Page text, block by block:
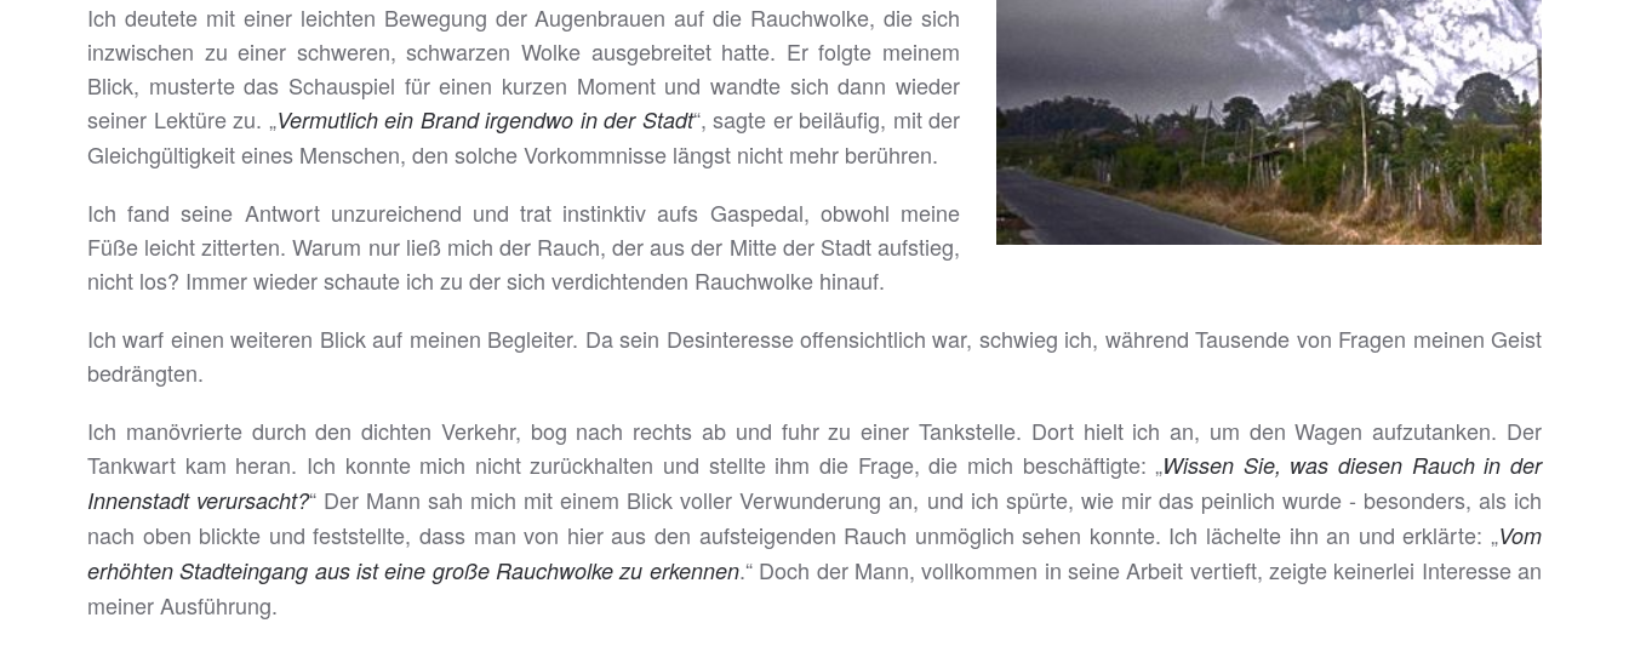
Ich deutete mit einer leichten Bewegung der Augenbrauen auf die Rauchwolke, die sich
inzwischen zu einer schweren, schwarzen Wolke ausgebreitet hatte. Er folgte meinem
Blick, musterte das Schauspiel für einen kurzen Moment und wandte sich dann wieder
seiner Lektüre zu. „Vermutlich ein Brand irgendwo in der Stadt“, sagte er beiläufig, mit der
Gleichgültigkeit eines Menschen, den solche Vorkommnisse längst nicht mehr berühren.
Ich fand seine Antwort unzureichend und trat instinktiv aufs Gaspedal, obwohl meine
Füße leicht zitterten. Warum nur ließ mich der Rauch, der aus der Mitte der Stadt aufstieg,
nicht los? Immer wieder schaute ich zu der sich verdichtenden Rauchwolke hinauf.
Ich warf einen weiteren Blick auf meinen Begleiter. Da sein Desinteresse offensichtlich war, schwieg ich, während Tausende von Fragen meinen Geist
bedrängten.
Ich manövrierte durch den dichten Verkehr, bog nach rechts ab und fuhr zu einer Tankstelle. Dort hielt ich an, um den Wagen aufzutanken. Der
Tankwart kam heran. Ich konnte mich nicht zurückhalten und stellte ihm die Frage, die mich beschäftigte: „Wissen Sie, was diesen Rauch in der
Innenstadt verursacht?“ Der Mann sah mich mit einem Blick voller Verwunderung an, und ich spürte, wie mir das peinlich wurde - besonders, als ich
nach oben blickte und feststellte, dass man von hier aus den aufsteigenden Rauch unmöglich sehen konnte. Ich lächelte ihn an und erklärte: „Vom
erhöhten Stadteingang aus ist eine große Rauchwolke zu erkennen.“ Doch der Mann, vollkommen in seine Arbeit vertieft, zeigte keinerlei Interesse an
meiner Ausführung.